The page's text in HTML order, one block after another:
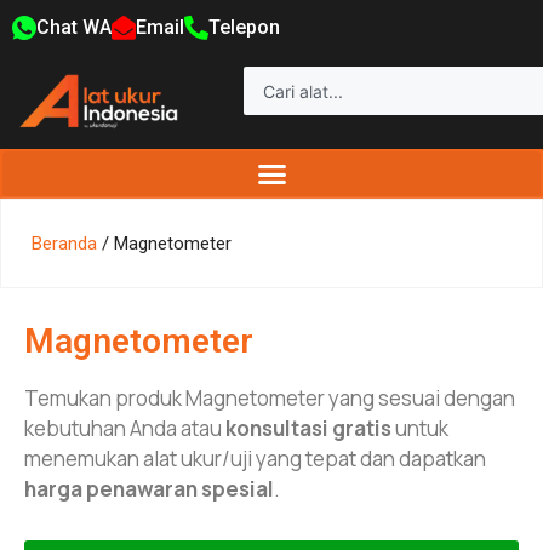
Chat WA Email Telepon
Beranda / Magnetometer
Magnetometer
Temukan produk Magnetometer yang sesuai dengan
kebutuhan Anda atau konsultasi gratisuntuk
menemukan alat ukur/uji yang tepat dan dapatkan
harga penawaran spesial.